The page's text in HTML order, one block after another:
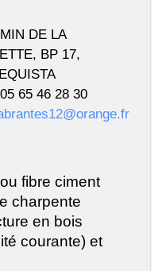
DE LA
BP 17,
65 46 28 30
fibre ciment
charpente
en bois
courante) et